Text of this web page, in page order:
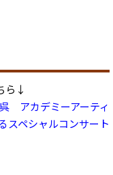
ら↓
アカデミーアーティ
スペシャルコンサート